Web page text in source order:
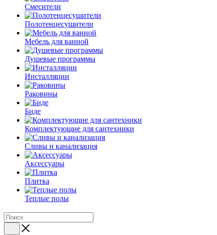
Смесители
Полотенцесушители
Мебель для ванной
Душевые программы
Инсталляции
Раковины
Биде
Комплектующие для сантехники
Сливы и канализация
Аксессуары
Плитка
Теплые полы